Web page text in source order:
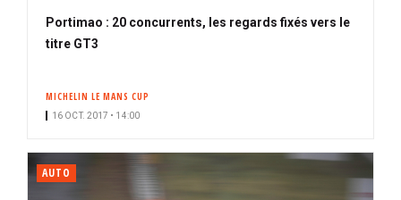
Portimao : 20 concurrents, les regards fixés vers le
titre GT3
MICHELIN LE MANS CUP
16 OCT. 2017 • 14:00
AUTO